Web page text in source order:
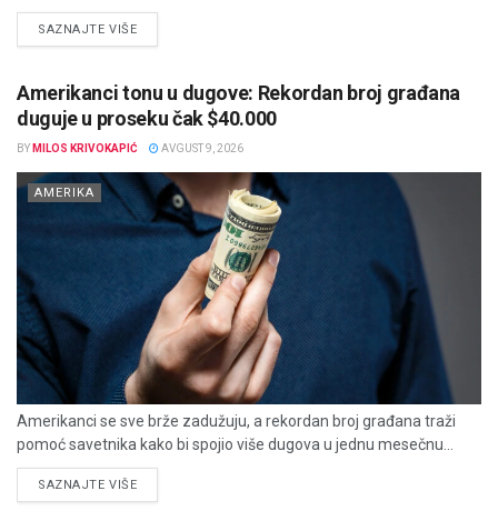
SAZNAJTE VIŠEDETAILS
Amerikanci tonu u dugove: Rekordan broj građana
duguje u proseku čak $40.000
BY MILOS KRIVOKAPIĆ AVGUST 9, 2026
AMERIKA
Amerikanci se sve brže zadužuju, a rekordan broj građana traži
pomoć savetnika kako bi spojio više dugova u jednu mesečnu...
SAZNAJTE VIŠEDETAILS